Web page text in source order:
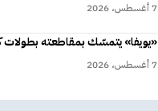
7 أغسطس، 2026
«يويفا» يتمسّك بمقاطعته بطولات
7 أغسطس، 2026